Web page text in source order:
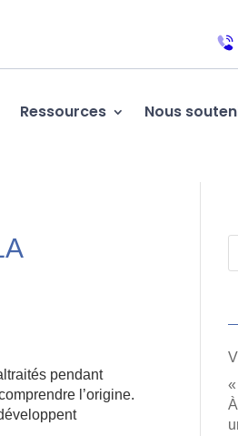
Ressources Nous
pendant
l’origine.